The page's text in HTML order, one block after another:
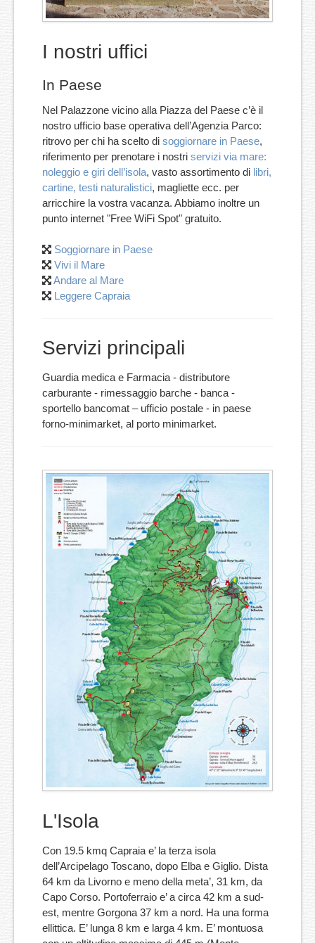
I nostri uffici
In Paese
Nel Palazzone vicino alla Piazza del Paese c’è il
nostro ufficio base operativa dell’Agenzia Parco:
ritrovo per chi ha scelto di soggiornare in Paese,
riferimento per prenotare i nostri servizi via mare:
noleggio e giri dell’isola, vasto assortimento di libri,
cartine, testi naturalistici, magliette ecc. per
arricchire la vostra vacanza. Abbiamo inoltre un
punto internet "Free WiFi Spot" gratuito.
Soggiornare in Paese
Vivi il Mare
Andare al Mare
Leggere Capraia
Servizi principali
Guardia medica e Farmacia - distributore
carburante - rimessaggio barche - banca -
sportello bancomat – ufficio postale - in paese
forno-minimarket, al porto minimarket.
L'Isola
Con 19.5 kmq Capraia e’ la terza isola
dell’Arcipelago Toscano, dopo Elba e Giglio. Dista
64 km da Livorno e meno della meta’, 31 km, da
Capo Corso. Portoferraio e’ a circa 42 km a sud-
est, mentre Gorgona 37 km a nord. Ha una forma
ellittica. E’ lunga 8 km e larga 4 km. E’ montuosa